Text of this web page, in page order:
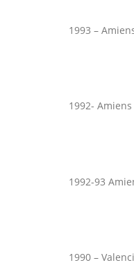
1993 –
1992-
1992-93
1990 –